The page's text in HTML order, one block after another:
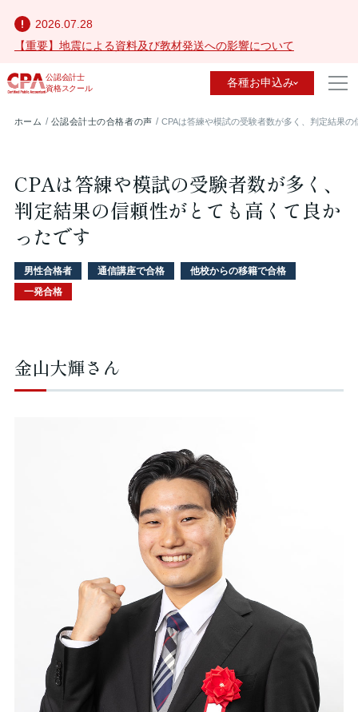
2026.07.28
【重要】地震による資料及び教材発送への影響について
公認会計士
資格スクール
各種お申込み
ホーム 公認会計士の合格者の声 CPAは答練や模試の受験者数が多く、判定結果
CPAは答練や模試の受験者数が多く、
判定結果の信頼性がとても高くて良か
ったです
男性合格者 通信講座で合格
他校からの移籍で合格
一発合格
金山大輝さん